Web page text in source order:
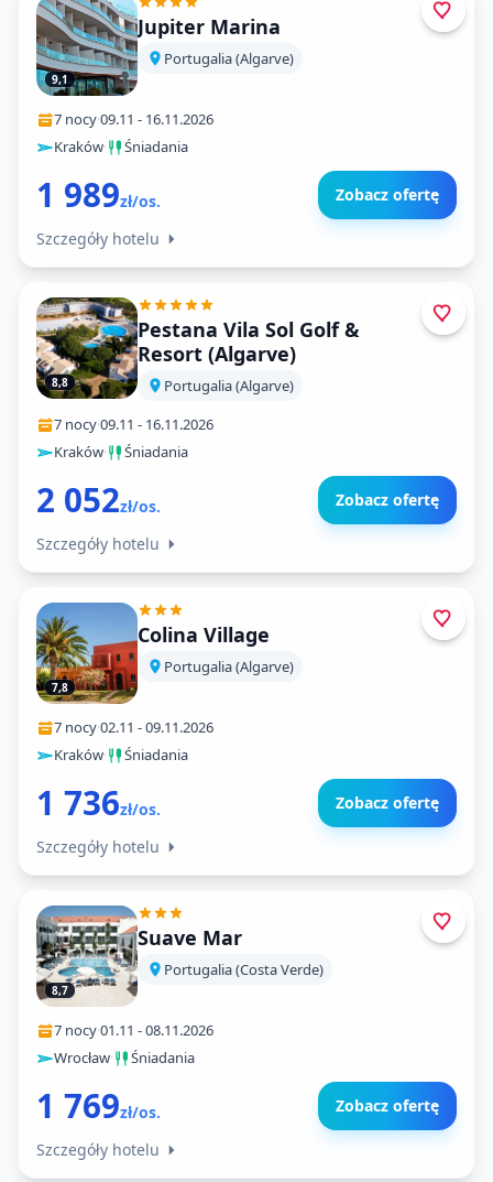
9,1
Jupiter Marina
Portugalia (Algarve)
7 nocy·09.11 - 16.11.2026
Kraków· Śniadania
1 989zł/os. Zobacz ofertę
Szczegóły hotelu
8,8
Pestana Vila Sol Golf &
Resort (Algarve)
Portugalia (Algarve)
7 nocy·09.11 - 16.11.2026
Kraków· Śniadania
2 052zł/os. Zobacz ofertę
Szczegóły hotelu
7,8
Colina Village
Portugalia (Algarve)
7 nocy·02.11 -09.11.2026
Kraków· Śniadania
1 736zł/os. Zobacz ofertę
Szczegóły hotelu
8,7
Suave Mar
Portugalia (Costa Verde)
7 nocy·01.11 -08.11.2026
Wrocław· Śniadania
1 769zł/os. Zobacz ofertę
Szczegóły hotelu